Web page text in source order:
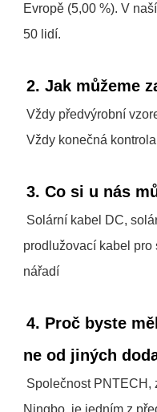
Evropě (5,00 %). V
50 lidí.
2. Jak můžeme
Vždy předvýrobní
Vždy konečná
3. Co si u nás
Solární kabel DC,
prodlužovací kabel
nářadí
4. Proč byste
ne od jiných
Společnost PNTECH,
Ningbo, je jedním z